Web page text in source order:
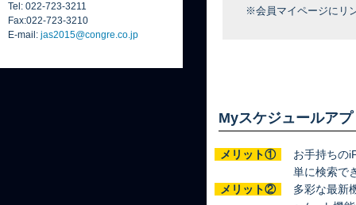
Tel: 022-723-3211
Fax:022-723-3210
E-mail: jas2015@congre.co.jp
※会員マイページにリ
Myスケジュールア
メリット①
お手持ちの
単に検索で
メリット②
多彩な最新